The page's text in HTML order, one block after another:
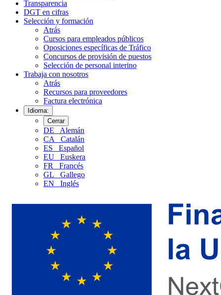
Transparencia
DGT en cifras
Selección y formación
Atrás
Cursos para empleados públicos
Oposiciones específicas de Tráfico
Concursos de provisión de puestos
Selección de personal interino
Trabaja con nosotros
Atrás
Recursos para proveedores
Factura electrónica
Idioma:
Cerrar
DE
Alemán
CA
Catalán
ES
Español
EU
Euskera
FR
Francés
GL
Gallego
EN
Inglés